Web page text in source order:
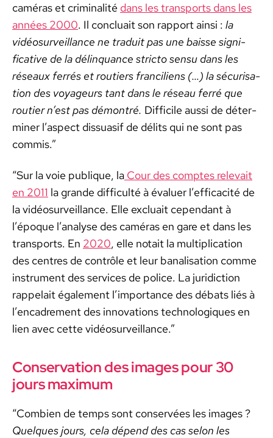
caméras et crim­i­nal­ité dans les trans­ports dans les
années 2000. Il con­clu­ait son rap­port ain­si : la
vidéo­sur­veil­lance ne traduit pas une baisse sig­ni­
fica­tive de la délin­quance stric­to sen­su dans les
réseaux fer­rés et routiers fran­ciliens (…) la sécuri­sa­
tion des voyageurs tant dans le réseau fer­ré que
routi­er n’est pas démon­tré. Dif­fi­cile aus­si de déter­
min­er l’aspect dis­suasif de dél­its qui ne sont pas
com­mis.”
“Sur la voie publique, la Cour des comptes rel­e­vait
en 2011 la grande dif­fi­culté à éval­uer l’ef­fi­cac­ité de
la vidéo­sur­veil­lance. Elle exclu­ait cepen­dant à
l’époque l’analyse des caméras en gare et dans les
trans­ports. En 2020, elle notait la mul­ti­pli­ca­tion
des cen­tres de con­trôle et leur banal­i­sa­tion comme
instru­ment des ser­vices de police. La juri­dic­tion
rap­pelait égale­ment l’im­por­tance des débats liés à
l’encadrement des inno­va­tions tech­nologiques en
lien avec cette vidéo­sur­veil­lance.”
Conservation des images pour 30
jours maximum
“Com­bi­en de temps sont con­servées les images ?
Quelques jours, cela dépend des cas selon les